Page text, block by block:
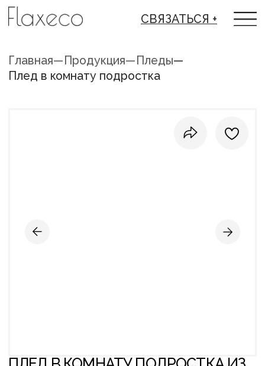
СВЯЗАТЬСЯ +
Плед в комнату подростка
продуманную эстетику.